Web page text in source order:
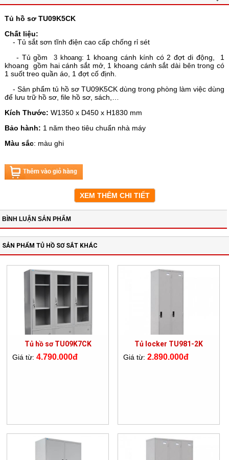
Tủ hồ sơ TU09K5CK
Chất liệu:
- Tủ sắt sơn tĩnh điện cao cấp chống rỉ sét
- Tủ gồm
3 khoang: 1 khoang cánh kính có 2 đợt di động, 1
khoang gồm hai cánh sắt mở, 1 khoang cánh sắt dài bên trong có
1 suốt treo quần áo, 1 đợt cố định.
- Sản phẩm tủ hồ sơ TU09K5CK dùng trong phòng làm việc dùng
để lưu trữ hồ sơ, file hồ sơ, sách,…
Kích Thước: W1350 x D450 x H1830 mm
Bảo hành: 1 năm theo tiêu chuẩn nhà máy
Màu sắc: màu ghi
XEM THÊM CHI TIẾT
BÌNH LUẬN SẢN PHẨM
SẢN PHẨM TỦ HỒ SƠ SẮT KHÁC
Tủ hồ sơ TU09K7CK
Giá từ:4.790.000đ
Tủ locker TU981-2K
Giá từ:2.890.000đ